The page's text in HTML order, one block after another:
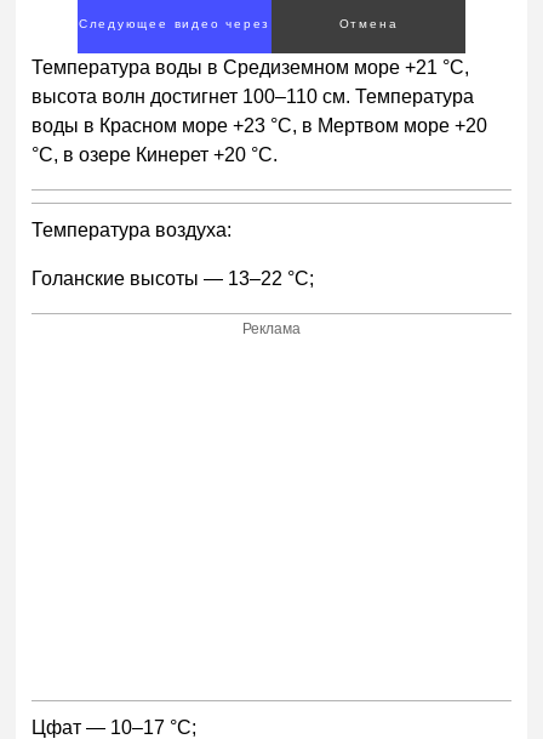
Следующее видео через
1
Отмена
Температура воды в Средиземном море +21 °С,
высота волн достигнет 100–110 см. Температура
воды в Красном море +23 °С, в Мертвом море +20
°С, в озере Кинерет +20 °С.
Температура воздуха:
Голанские высоты — 13–22 °С;
Реклама
Цфат — 10–17 °С;